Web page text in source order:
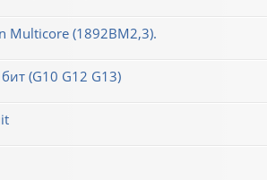
Multicore (1892ВМ2,3).
(G10 G12 G13)